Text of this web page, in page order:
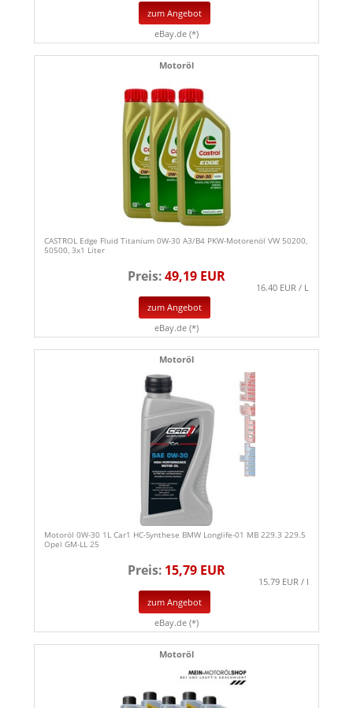
zum Angebot
eBay.de (*)
Motoröl
CASTROL Edge Fluid Titanium 0W-30 A3/B4 PKW-Motorenöl VW 50200,
50500, 3x1 Liter
Preis:49,19 EUR
16.40 EUR / L
zum Angebot
eBay.de (*)
Motoröl
Motoröl 0W-30 1L Car1 HC-Synthese BMW Longlife-01 MB 229.3 229.5
Opel GM-LL 25
Preis: 15,79 EUR
15.79 EUR / l
zum Angebot
eBay.de (*)
Motoröl